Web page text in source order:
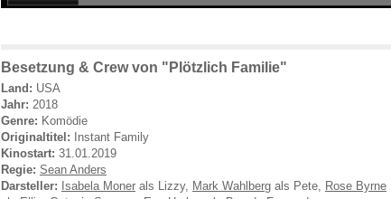
Besetzung & Crew von "Plötzlich Familie"
Land: USA
Jahr: 2018
Genre: Komödie
Originaltitel:
Instant Family
Kinostart: 31.01.2019
Regie: Sean Anders
Darsteller: Isabela Moner als Lizzy, Mark Wahlberg als Pete, Rose Byrne